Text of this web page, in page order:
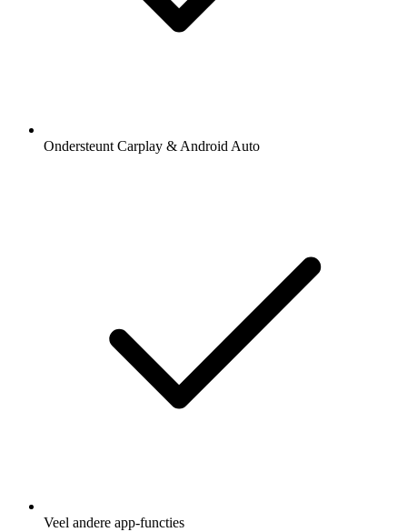
Ondersteunt Carplay & Android Auto
Veel andere app-functies